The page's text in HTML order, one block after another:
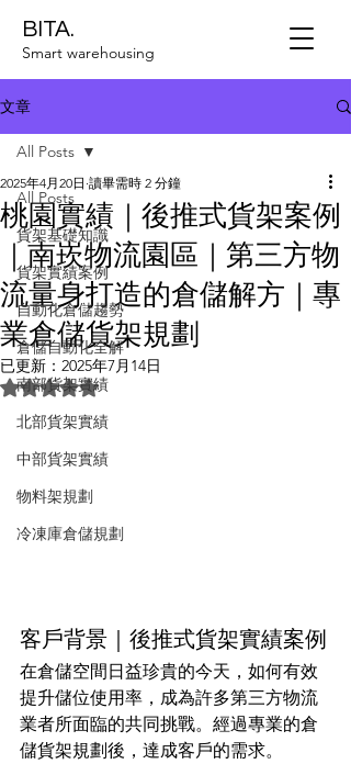
BITA.
Smart warehousing
文章
All Posts
貨架基礎知識
貨架實績案例
自動化倉儲趨勢
倉儲自動化全解
南部貨架實績
北部貨架實績
中部貨架實績
物料架規劃
冷凍庫倉儲規劃
All Posts
桃園實績｜後推式貨架案例
｜南崁物流園區｜第三方物
流量身打造的倉儲解方｜專
業倉儲貨架規劃
2025年4月20日 讀畢需時 2 分鐘
已更新： 2025年7月14日
評等為 NaN（最高為 5 顆星）。
客戶背景｜後推式貨架實績案例
在倉儲空間日益珍貴的今天，如何有效
提升儲位使用率，成為許多第三方物流
業者所面臨的共同挑戰。經過專業的倉
儲貨架規劃後，達成客戶的需求。